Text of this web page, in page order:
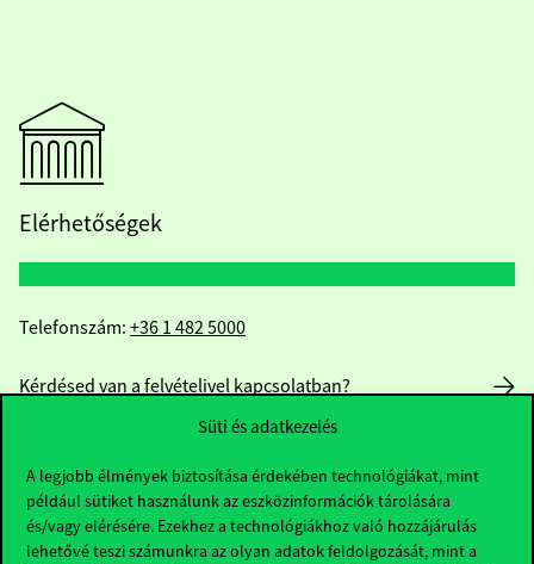
Süti és adatkezelés
A legjobb élmények biztosítása érdekében technológiákat, mint
például sütiket használunk az eszközinformációk tárolására
és/vagy elérésére. Ezekhez a technológiákhoz való hozzájárulás
lehetővé teszi számunkra az olyan adatok feldolgozását, mint a
Elérhetőségek
Telefonszám: +36 1 482 5000
Kérdésed van a felvételivel kapcsolatban?
HUB jelenlegi hallgatóinknak
Sajtó:press@uni-corvinus.hu